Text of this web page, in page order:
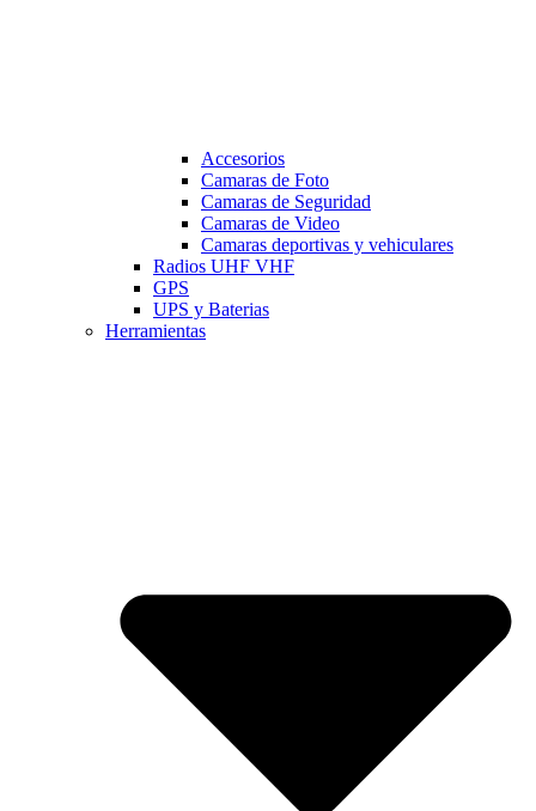
Accesorios
Camaras de Foto
Camaras de Seguridad
Camaras de Video
Camaras deportivas y vehiculares
Radios UHF VHF
GPS
UPS y Baterias
Herramientas